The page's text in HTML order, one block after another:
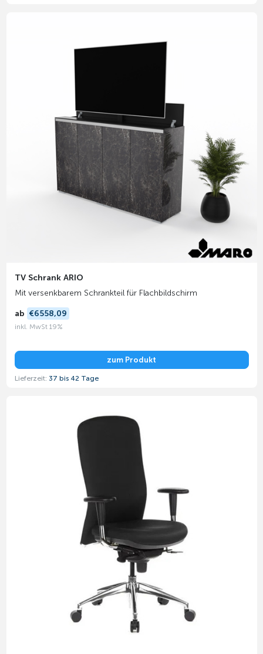
TV Schrank ARIO
Mit versenkbarem Schrankteil für Flachbildschirm
ab €6558,09
inkl. MwSt 19%
zum Produkt
Lieferzeit: 37 bis 42 Tage